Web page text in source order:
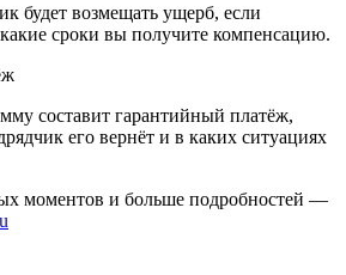
будет возмещать ущерб, если
сроки вы получите компенсацию.
составит гарантийный платёж,
его вернёт и в каких ситуациях
моментов и больше подробностей —